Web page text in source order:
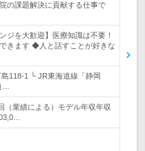
の課題解決に貢献する仕事で
ジを大歓迎】医療知識は不要！
きます ◆人と話すことが好きな
島118-1 └ JR東海道線「静岡
…
（業績による）モデル年収年収